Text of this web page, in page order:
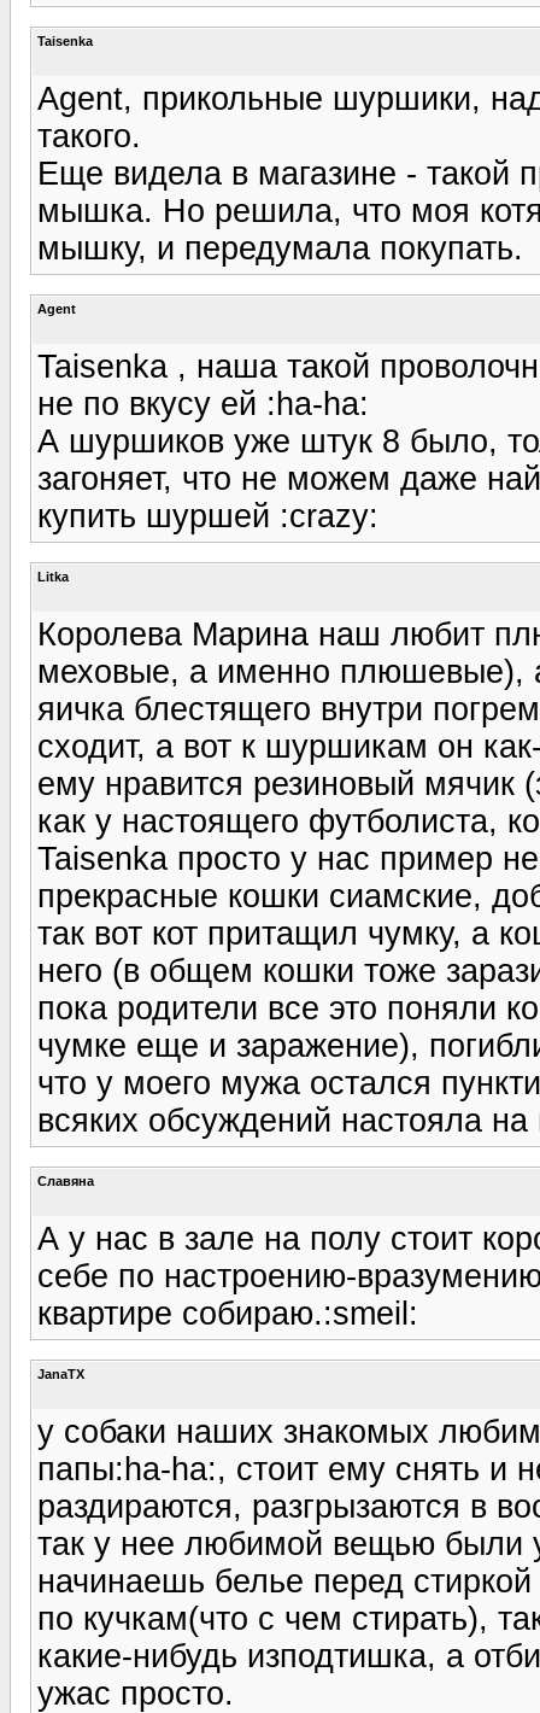
Taisenka
Agent, прикольные шуршики,
такого.
Еще видела в магазине - такой
мышка. Но решила, что моя котя
мышку, и передумала покупать.
Agent
Taisenka , наша такой
не по вкусу ей :ha-ha:
А шуршиков уже штук 8 было,
загоняет, что не можем даже
купить шуршей :crazy:
Litka
Королева Марина наш любит
меховые, а именно плюшевые),
яичка блестящего внутри
сходит, а вот к шуршикам он
ему нравится резиновый мячик
как у настоящего футболиста,
Taisenka просто у нас пример
прекрасные кошки сиамские,
так вот кот притащил чумку, а
него (в общем кошки тоже
пока родители все это поняли
чумке еще и заражение),
что у моего мужа остался
всяких обсуждений настояла
Славяна
А у нас в зале на полу стоит
себе по настроению-
квартире собираю.:smeil:
JanaTX
у собаки наших знакомых
папы:ha-ha:, стоит ему снять и
раздираются, разгрызаются в
так у нее любимой вещью были
начинаешь белье перед стиркой
по кучкам(что с чем стирать),
какие-нибудь изподтишка, а
ужас просто.